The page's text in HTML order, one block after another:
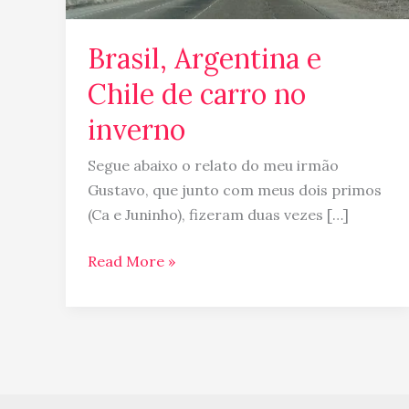
Brasil, Argentina e
Chile de carro no
inverno
Segue abaixo o relato do meu irmão
Gustavo, que junto com meus dois primos
(Ca e Juninho), fizeram duas vezes […]
inverno
Read More »